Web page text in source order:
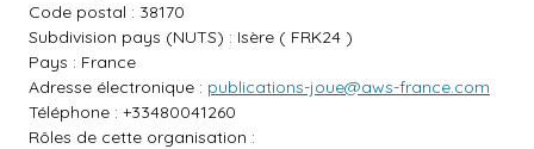
Code postal : 38170
Subdivision pays (NUTS) : Isère ( FRK24 )
Pays : France
Adresse électronique : publications-joue@aws-france.com
Téléphone : +33480041260
Rôles de cette organisation :